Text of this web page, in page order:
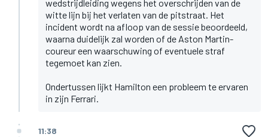
wedstrijdleiding wegens het overschrijden van de
witte lijn bij het verlaten van de pitstraat. Het
incident wordt na afloop van de sessie beoordeeld,
waarna duidelijk zal worden of de Aston Martin-
coureur een waarschuwing of eventuele straf
tegemoet kan zien.
Ondertussen lijkt Hamilton een probleem te ervaren
in zijn Ferrari.
11:38